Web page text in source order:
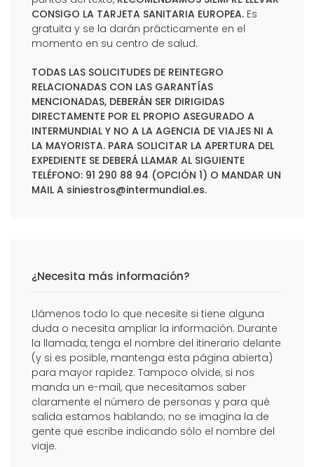
CONSIGO LA TARJETA SANITARIA EUROPEA. Es
gratuita y se la darán prácticamente en el
momento en su centro de salud.
TODAS LAS SOLICITUDES DE REINTEGRO
RELACIONADAS CON LAS GARANTÍAS
MENCIONADAS, DEBERÁN SER DIRIGIDAS
DIRECTAMENTE POR EL PROPIO ASEGURADO A
INTERMUNDIAL Y NO A LA AGENCIA DE VIAJES NI A
LA MAYORISTA. PARA SOLICITAR LA APERTURA DEL
EXPEDIENTE SE DEBERÁ LLAMAR AL SIGUIENTE
TELÉFONO: 91 290 88 94 (OPCIÓN 1) O MANDAR UN
MAIL A siniestros@intermundial.es.
¿Necesita más información?
Llámenos todo lo que necesite si tiene alguna
duda o necesita ampliar la información. Durante
la llamada, tenga el nombre del itinerario delante
(y si es posible, mantenga esta página abierta)
para mayor rapidez. Tampoco olvide, si nos
manda un e-mail, que necesitamos saber
claramente el número de personas y para qué
salida estamos hablando; no se imagina la de
gente que escribe indicando sólo el nombre del
viaje.